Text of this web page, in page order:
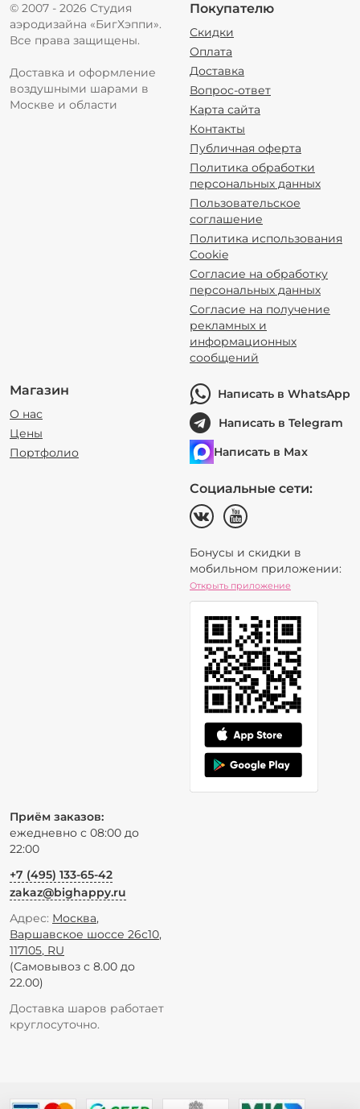
© 2007 - 2026 Студия
аэродизайна «БигХэппи».
Все права защищены.
Доставка и оформление
воздушными шарами в
Москве и области
Покупателю
Скидки
Оплата
Доставка
Вопрос-ответ
Карта сайта
Контакты
Публичная оферта
Политика обработки
персональных данных
Пользовательское
соглашение
Политика использования
Cookie
Согласие на обработку
персональных данных
Согласие на получение
рекламных и
информационных
сообщений
Магазин
О нас
Цены
Портфолио
Написать в WhatsApp
Написать в Telegram
Написать в Max
Социальные сети:
Бонусы и скидки в
мобильном приложении:
Открыть приложение
Приём заказов:
ежедневно с 08:00 до
22:00
+7 (495) 133-65-42
zakaz@bighappy.ru
Адрес: Москва,
Варшавское шоссе 26с10,
117105, RU
(Самовывоз с 8.00 до
22.00)
Доставка шаров работает
круглосуточно.